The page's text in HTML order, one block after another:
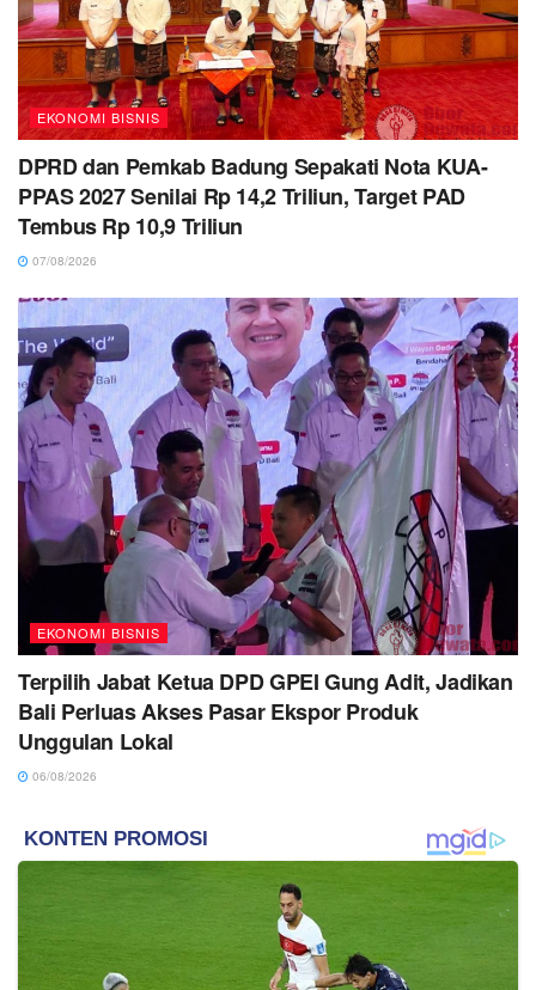
EKONOMI BISNIS
DPRD dan Pemkab Badung Sepakati Nota KUA-
PPAS 2027 Senilai Rp 14,2 Triliun, Target PAD
Tembus Rp 10,9 Triliun
07/08/2026
EKONOMI BISNIS
Terpilih Jabat Ketua DPD GPEI Gung Adit, Jadikan
Bali Perluas Akses Pasar Ekspor Produk
Unggulan Lokal
06/08/2026